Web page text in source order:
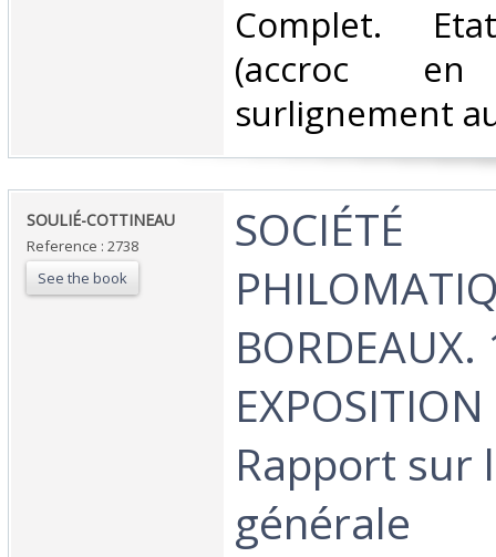
‎Complet.
(accroc
surlignement
‎SOULIÉ-COTTINEAU ‎
Reference : 2738
See the book
‎SOCIÉTÉ
BORDEAUX.
Rapport sur
générale ‎